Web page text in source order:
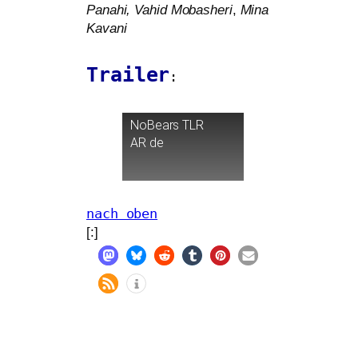
Panahi, Vahid Mobasheri, Mina
Kavani
Trailer :
NoBearsTLR
AR de
nach oben
[:]